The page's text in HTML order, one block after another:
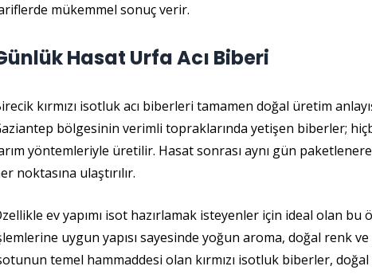
mükemmel sonuç verir.
Hasat Urfa Acı Biberi
kırmızı isotluk acı biberleri tamamen doğal üretim
bölgesinin verimli topraklarında yetişen biberler;
yöntemleriyle üretilir. Hasat sonrası aynı gün
noktasına ulaştırılır.
ev yapımı isot hazırlamak isteyenler için ideal olan
uygun yapısı sayesinde yoğun aroma, doğal renk ve
temel hammaddesi olan kırmızı isotluk biberler,